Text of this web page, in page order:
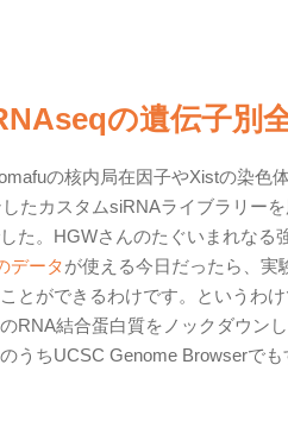
の遺伝子別
の核内局在因子やXistの染色
たカスタムsiRNAライブラリー
た。HGWさんのたぐいまれな
データが使える今日だったら、実
とができるわけです。というわ
RNA結合蛋白質をノックダウン
うちUCSC Genome Browserで